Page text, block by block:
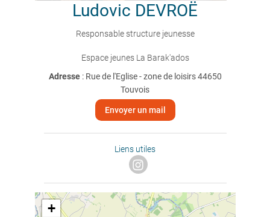
Ludovic DEVROË
Responsable structure jeunesse
Espace jeunes La Barak'ados
Adresse : Rue de l'Eglise - zone de loisirs 44650
Touvois
Envoyer un mail
Liens utiles
+